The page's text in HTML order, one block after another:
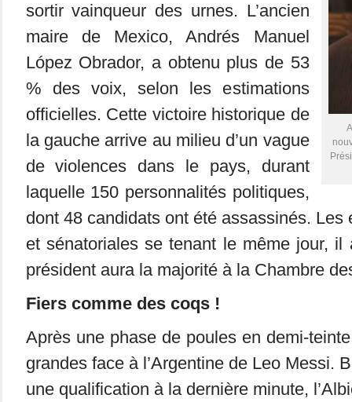
sortir vainqueur des urnes. L’ancien
maire de Mexico, Andrés Manuel
López Obrador, a obtenu plus de 53
% des voix, selon les estimations
officielles. Cette victoire historique de
la gauche arrive au milieu d’un vague
de violences dans le pays, durant
laquelle 150 personnalités politiques,
dont 48 candidats ont été assassinés. Les
et sénatoriales se tenant le même jour, il
président aura la majorité à la Chambre
Fiers comme des coqs !
Après une phase de poules en demi-
grandes face à l’Argentine de Leo Messi.
une qualification à la dernière minute,